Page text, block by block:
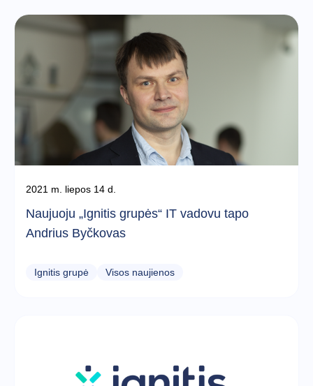
2021 m. liepos 14 d.
Naujuoju „Ignitis grupės“ IT vadovu tapo
Andrius Byčkovas
Ignitis grupė Visos naujienos